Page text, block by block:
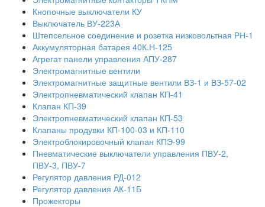
Кнопочные выключатели КУ
Выключатель ВУ-223А
Штепсельное соединение и розетка низковольтная РН-1
Аккумуляторная батарея 40К.Н-125
Агрегат панели управления АПУ-287
Электромагнитные вентили
Электромагнитные защитные вентили ВЗ-1 и ВЗ-57-02
Электропневматический клапан КП-41
Клапан КП-39
Электропневматический клапан КП-53
Клапаны продувки КП-100-03 и КП-110
Электроблокировочный клапан КПЭ-99
Пневматические выключатели управления ПВУ-2,
ПВУ-3, ПВУ-7
Регулятор давления РД-012
Регулятор давления АК-11Б
Прожекторы